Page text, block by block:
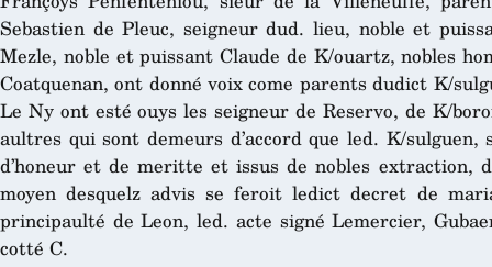
Sebastien de Pleuc, seigneur dud. lieu, noble et
Mezle, noble et puissant Claude de K/ouartz, nobles
Coatquenan, ont donné voix come parents dudict K/
Le Ny ont esté ouys les seigneur de Reservo, de K/
aultres qui sont demeurs d’accord que led. K/
d’honeur et de meritte et issus de nobles extraction,
moyen desquelz advis se feroit ledict decret de
principaulté de Leon, led. acte signé Lemercier,
cotté C.